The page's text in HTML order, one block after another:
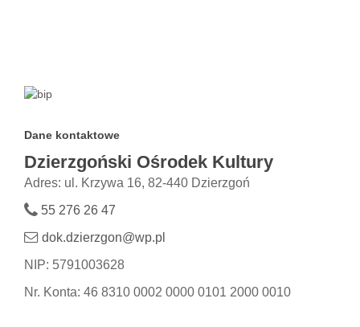
Dane kontaktowe
Dzierzgoński Ośrodek Kultury
Adres: ul. Krzywa 16, 82-440 Dzierzgoń
55 276 26 47
dok.dzierzgon@wp.pl
NIP: 5791003628
Nr. Konta: 46 8310 0002 0000 0101 2000 0010